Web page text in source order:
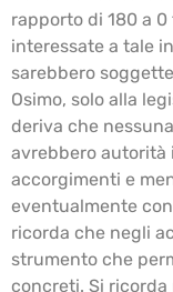
rapporto di 180 a
interessate a tale
sarebbero
Osimo, solo alla
deriva che
avrebbero autorità
accorgimenti e
eventualmente
ricorda che negli
strumento che
concreti. Si